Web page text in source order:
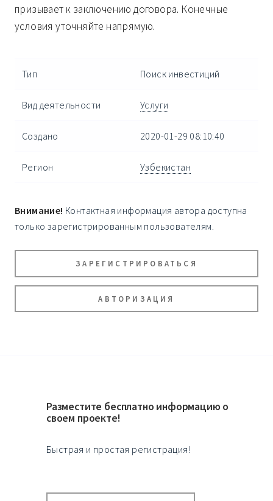
призывает к заключению договора. Конечные
условия уточняйте напрямую.
Тип Поиск инвестиций
Вид деятельности Услуги
Создано 2020-01-29 08:10:40
Регион Узбекистан
Внимание! Контактная информация автора доступна
только зарегистрированным пользователям.
ЗАРЕГИСТРИРОВАТЬСЯ
АВТОРИЗАЦИЯ
Разместите бесплатно информацию о
своем проекте!
Быстрая и простая регистрация!